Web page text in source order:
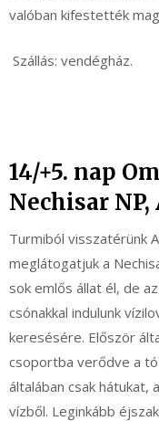
valóban kifestették
Szállás: vendégház.
14/+5. nap
Nechisar
Turmiból visszatérünk
meglátogatjuk a
sok emlős állat él, de
csónakkal indulunk
keresésére. Először
csoportba verődve a
általában csak hátukat,
vízből. Leginkább